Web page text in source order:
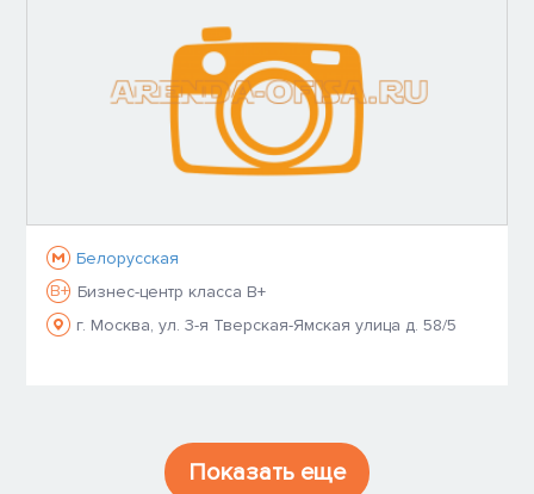
Белорусская
B+ Бизнес-центр класса B+
г. Москва, ул. 3-я Тверская-Ямская улица д. 58/5
Показать еще